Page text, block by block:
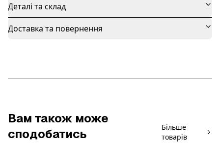
Деталі та склад
Доставка та повернення
Вам також може
сподобатись
Більше
товарів